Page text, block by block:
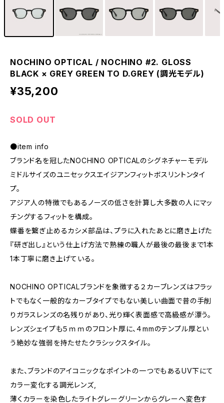
NOCHINO OPTICAL / NOCHINO #2. GLOSS
BLACK × GREY GREEN TO D.GREY (調光モデル)
¥35,200
SOLD OUT
●item info
ブランド名を冠したNOCHINO OPTICALのシグネチャーモデル
ミドルサイズのユニセックスエイジアンフィットボスリントンタイ
プ。
アジア人の特徴でもあるノーズの低さを計算し大多数の人にマッ
チングするフィットを構成。
蝶番を繋ぎ止めるカシメ部品は、プラに入れたあとに磨き上げた
『研ぎ出し』という仕上げ方法で熟練の職人が最後の最後まで1本
1本丁寧に磨き上げている。
NOCHINO OPTICALブランドを象徴する２カーブレンズはフラッ
トでもなく一般的なカーブタイプでもない美しい曲面で昔の手削
りガラスレンズの名残りがあり、光り輝く表面感で高級感が漂う。
レンズシェイプも５ｍｍのフロント厚に、４mmのテンプル厚とい
う絶妙な強弱を持たせたクラシックスタイル。
また、ブランドのアイコニックなポイントの一つでもあるUV下にて
カラー変化する調光レンズ,
薄くカラーを染色したライトグレーグリーンからグレーへ変色す